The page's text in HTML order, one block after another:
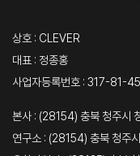
상호 : CLEVER
대표 : 정종홍
사업자등록번호 : 317-81-
본사 : (28154) 충북 청주시
연구소 : (28154) 충북 청주